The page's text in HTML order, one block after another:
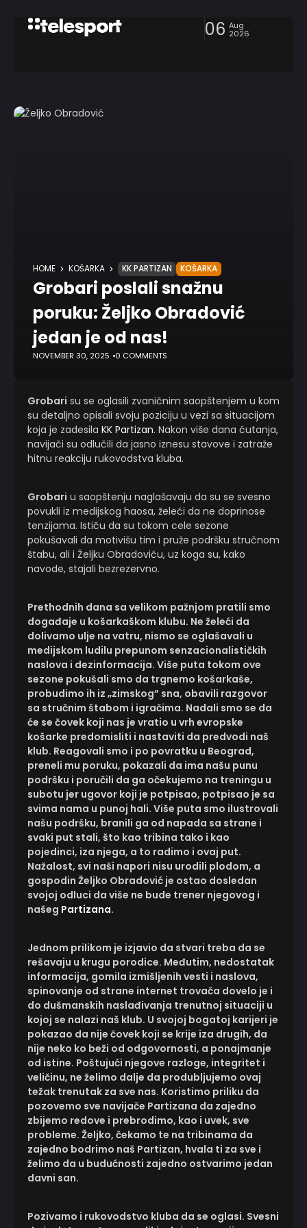
06 Aug
2026
HOME KOŠARKA KK PARTIZAN KOŠARKA
Grobari poslali snažnu
poruku: Željko Obradović
jedan je od nas!
NOVEMBER 30, 2025 0 COMMENTS
Grobari su se oglasili zvaničnim saopštenjem u kom
su detaljno opisali svoju poziciju u vezi sa situacijom
koja je zadesila KK Partizan. Nakon više dana ćutanja,
navijači su odlučili da jasno iznesu stavove i zatraže
hitnu reakciju rukovodstva kluba.
Grobari u saopštenju naglašavaju da su se svesno
povukli iz medijskog haosa, želeći da ne doprinose
tenzijama. Ističu da su tokom cele sezone
pokušavali da motivišu tim i pruže podršku stručnom
štabu, ali i Željku Obradoviću, uz koga su, kako
navode, stajali bezrezervno.
Prethodnih dana sa velikom pažnjom pratili smo
događaje u košarkaškom klubu. Ne želeći da
dolivamo ulje na vatru, nismo se oglašavali u
medijskom ludilu prepunom senzacionalističkih
naslova i dezinformacija. Više puta tokom ove
sezone pokušali smo da trgnemo košarkaše,
probudimo ih iz „zimskog” sna, obavili razgovor
sa stručnim štabom i igračima. Nadali smo se da
će se čovek koji nas je vratio u vrh evropske
košarke predomisliti i nastaviti da predvodi naš
klub. Reagovali smo i po povratku u Beograd,
preneli mu poruku, pokazali da ima našu punu
podršku i poručili da ga očekujemo na treningu u
subotu jer ugovor koji je potpisao, potpisao je sa
svima nama u punoj hali. Više puta smo ilustrovali
našu podršku, branili ga od napada sa strane i
svaki put stali, što kao tribina tako i kao
pojedinci, iza njega, a to radimo i ovaj put.
Nažalost, svi naši napori nisu urodili plodom, a
gospodin Željko Obradović je ostao dosledan
svojoj odluci da više ne bude trener njegovog i
našeg Partizana.
Jednom prilikom je izjavio da stvari treba da se
rešavaju u krugu porodice. Međutim, nedostatak
informacija, gomila izmišljenih vesti i naslova,
spinovanje od strane internet trovača dovelo je i
do dušmanskih naslađivanja trenutnoj situaciji u
kojoj se nalazi naš klub. U svojoj bogatoj karijeri je
pokazao da nije čovek koji se krije iza drugih, da
nije neko ko beži od odgovornosti, a ponajmanje
od istine. Poštujući njegove razloge, integritet i
veličinu, ne želimo dalje da produbljujemo ovaj
težak trenutak za sve nas. Koristimo priliku da
pozovemo sve navijače Partizana da zajedno
zbijemo redove i prebrodimo, kao i uvek, sve
probleme. Željko, čekamo te na tribinama da
zajedno bodrimo naš Partizan, hvala ti za sve i
želimo da u budućnosti zajedno ostvarimo jedan
davni san.
Pozivamo i rukovodstvo kluba da se oglasi. Svesni